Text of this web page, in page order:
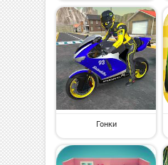
Гонки